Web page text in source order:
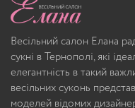
Весільний салон Елана
сукні в Тернополі, які
елегантність в такий
весільних суконь
моделей відомих